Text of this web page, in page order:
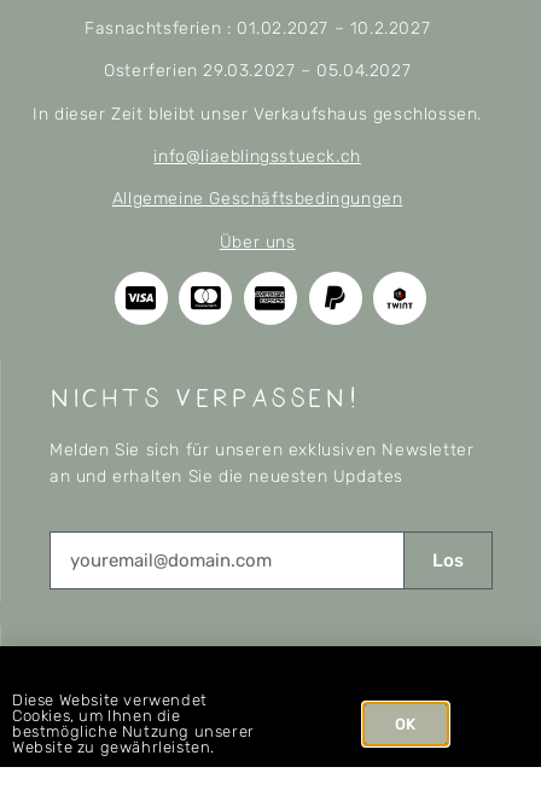
Fasnachtsferien : 01.02.2027 – 10.2.2027
Osterferien 29.03.2027 – 05.04.2027
In dieser Zeit bleibt unser Verkaufshaus geschlossen.
info@liaeblingsstueck.ch
Allgemeine Geschäftsbedingungen
Über uns
nichts verpassen!
Melden Sie sich für unseren exklusiven Newsletter
an und erhalten Sie die neuesten Updates
Los
CONNECT
Diese Website verwendet
Cookies, um Ihnen die
bestmögliche Nutzung unserer
Website zu gewährleisten.
OK